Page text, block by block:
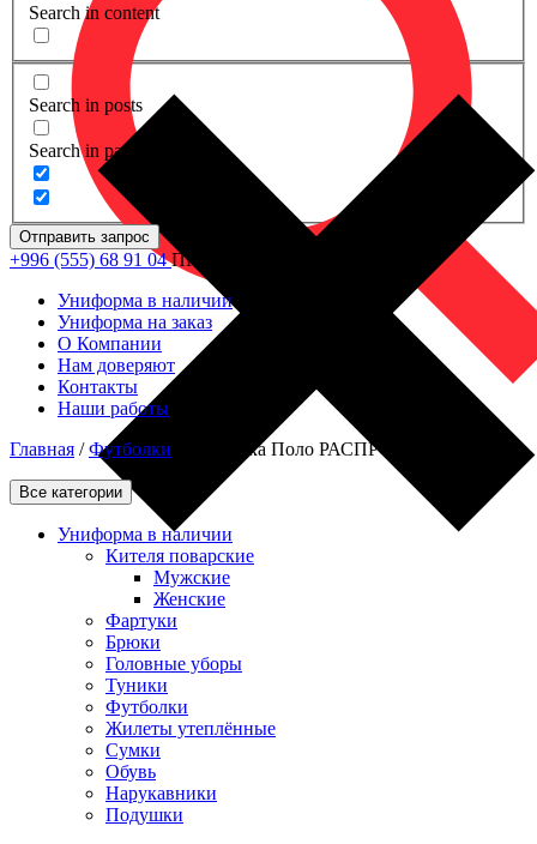
Search in content
Search in posts
Search in pages
Отправить запрос
+996 (555) 68 91 04ПН - ПТ: 09.00 - 18.00
Униформа в наличии
Униформа на заказ
О Компании
Нам доверяют
Контакты
Наши работы
Главная /Футболки Футболка Поло РАСПРОДАЖА
Все категории
Униформа в наличии
Кителя поварские
Мужские
Женские
Фартуки
Брюки
Головные уборы
Туники
Футболки
Жилеты утеплённые
Сумки
Обувь
Нарукавники
Подушки